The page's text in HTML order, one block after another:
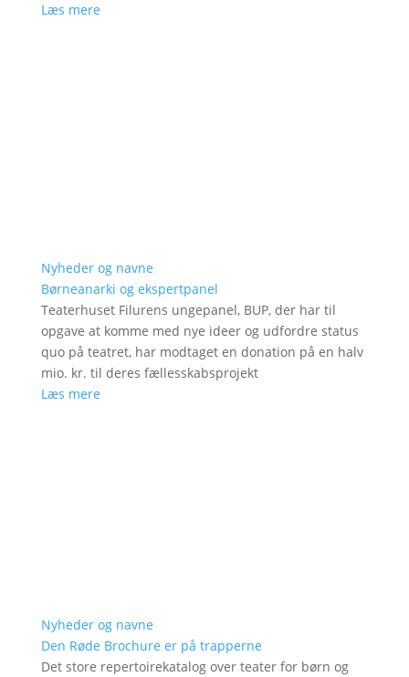
Læs mere
Nyheder og navne
Børneanarki og ekspertpanel
Teaterhuset Filurens ungepanel, BUP, der har til
opgave at komme med nye ideer og udfordre status
quo på teatret, har modtaget en donation på en halv
mio. kr. til deres fællesskabsprojekt
Læs mere
Nyheder og navne
Den Røde Brochure er på trapperne
Det store repertoirekatalog over teater for børn og